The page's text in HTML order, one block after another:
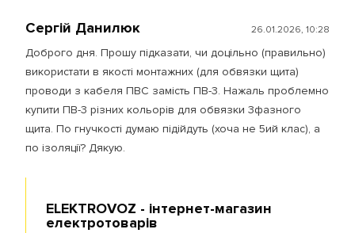
Сергій Данилюк 26.01.2026, 10:28
Доброго дня. Прошу підказати, чи доцільно (правильно)
використати в якості монтажних (для обвязки щита)
проводи з кабеля ПВС замість ПВ-3. Нажаль проблемно
купити ПВ-3 різних кольорів для обвязки 3фазного
щита. По гнучкості думаю підійдуть (хоча не 5ий клас), а
по ізоляції? Дякую.
ELEKTROVOZ - інтернет-магазин
електротоварів